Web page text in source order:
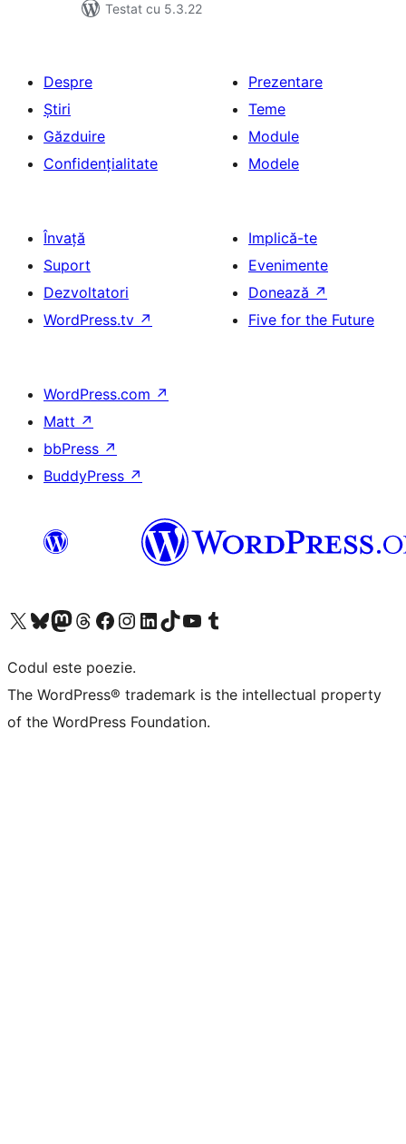
Testat cu 5.3.22
Despre
Știri
Găzduire
Confidențialitate
Prezentare
Teme
Module
Modele
Învață
Suport
Dezvoltatori
WordPress.tv ↗
Implică-te
Evenimente
Donează ↗
Five for the Future
WordPress.com ↗
Matt ↗
bbPress ↗
BuddyPress ↗
Mergi la contul nostru X (fost Twitter)
Vizitează contul nostru Bluesky
Vizitează contul nostru Mastodon
Vizitează contul nostru Threads
Vizitează pagina noastră Facebook
Vizitează-ne pe Instagram
Vizitează-ne pe LinkedIn
Vizitează contul nostru TikTok
Vizitează canalul nostru YouTube
Vizitează contul nostru Tumblr
Codul este poezie.
The WordPress® trademark is the intellectual property
of the WordPress Foundation.